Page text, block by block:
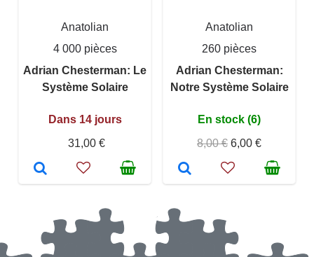
Anatolian
4 000 pièces
Adrian Chesterman: Le
Système Solaire
Dans 14 jours
31,00 €
Anatolian
260 pièces
Adrian Chesterman:
Notre Système Solaire
En stock (6)
8,00 € 6,00 €